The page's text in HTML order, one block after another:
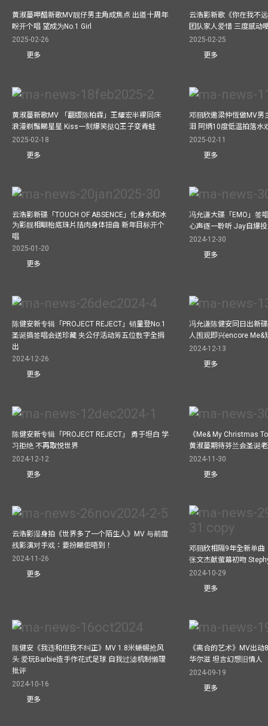
黄淑蔓呷醋新歌MV靓仔男主角成焦点 出道十周年
盼开个唱 望成为No.1 Girl
2025-02-26
更多
云浩影新歌《你在我不
团队家人爱惜 三度感动
2025-02-25
更多
黄淑蔓新歌MV 「翻版陈柏霖」王耀宏半裸同床
浪漫剃鬚睇星星 Kiss一刻爆笑挞Q王子变青蛙
2025-02-18
更多
邓丽欣邀梁仲恆做MV男
泪 阿炳10度低温拍落水
2025-02-11
更多
云浩影新碟「TOUCH OF ABSENCE」化身水和冰
为影靓相瞓枱底珠片拮肉身体扭曲 新年目标开个
唱
2025-01-20
更多
冯允谦大碟「EMO」签
心声逐一聆听 Jay自爆
2024-12-30
更多
陈健安新专辑「PROJECT REJECT」销量登No.1
圣诞搞签唱会送珍藏 夹公仔活动筹五位数字全捐
出
2024-12-26
更多
冯允谦陈健安同日出新
人围观即兴encore Me&
2024-12-13
更多
陈健安新专辑「PROJECT REJECT」 勇于坦白 学
习拒绝 不再取悦世界
2024-12-12
更多
《Me& My Christmas
黄淑蔓期待芬兰会圣诞
2024-11-30
更多
云浩影湿身拍《世界多了一个陌生人》MV 与前度
残影演对手戏：要扮睇佢唔到！
2024-11-26
更多
邓丽欣相隔9年全新单
张文杰献萤幕初吻
2024-10-29
更多
陈健安《我违和但我不纠正》MV 1.8米蜥蜴抢风
头 爱玩Barbie造手作花式足球 自我过滤机制懒理
批评
2024-10-16
更多
《离合的艺术》MV出
华尔滋 坦言幻想旧情人
2024-09-19
更多